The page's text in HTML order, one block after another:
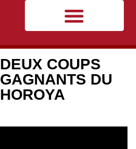
DEUX COUPS
GAGNANTS DU
HOROYA